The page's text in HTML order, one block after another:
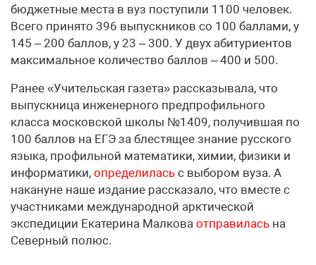
бюджетные места в вуз поступили 1100 человек.
Всего принято 396 выпускников со 100 баллами, у
145 – 200 баллов, у 23 – 300. У двух абитуриентов
максимальное количество баллов – 400 и 500.
Ранее «Учительская газета» рассказывала, что
выпускница инженерного предпрофильного
класса московской школы №1409, получившая по
100 баллов на ЕГЭ за блестящее знание русского
языка, профильной математики, химии, физики и
информатики, определилась с выбором вуза. А
накануне наше издание рассказало, что вместе с
участниками международной арктической
экспедиции Екатерина Малкова отправилась на
Северный полюс.